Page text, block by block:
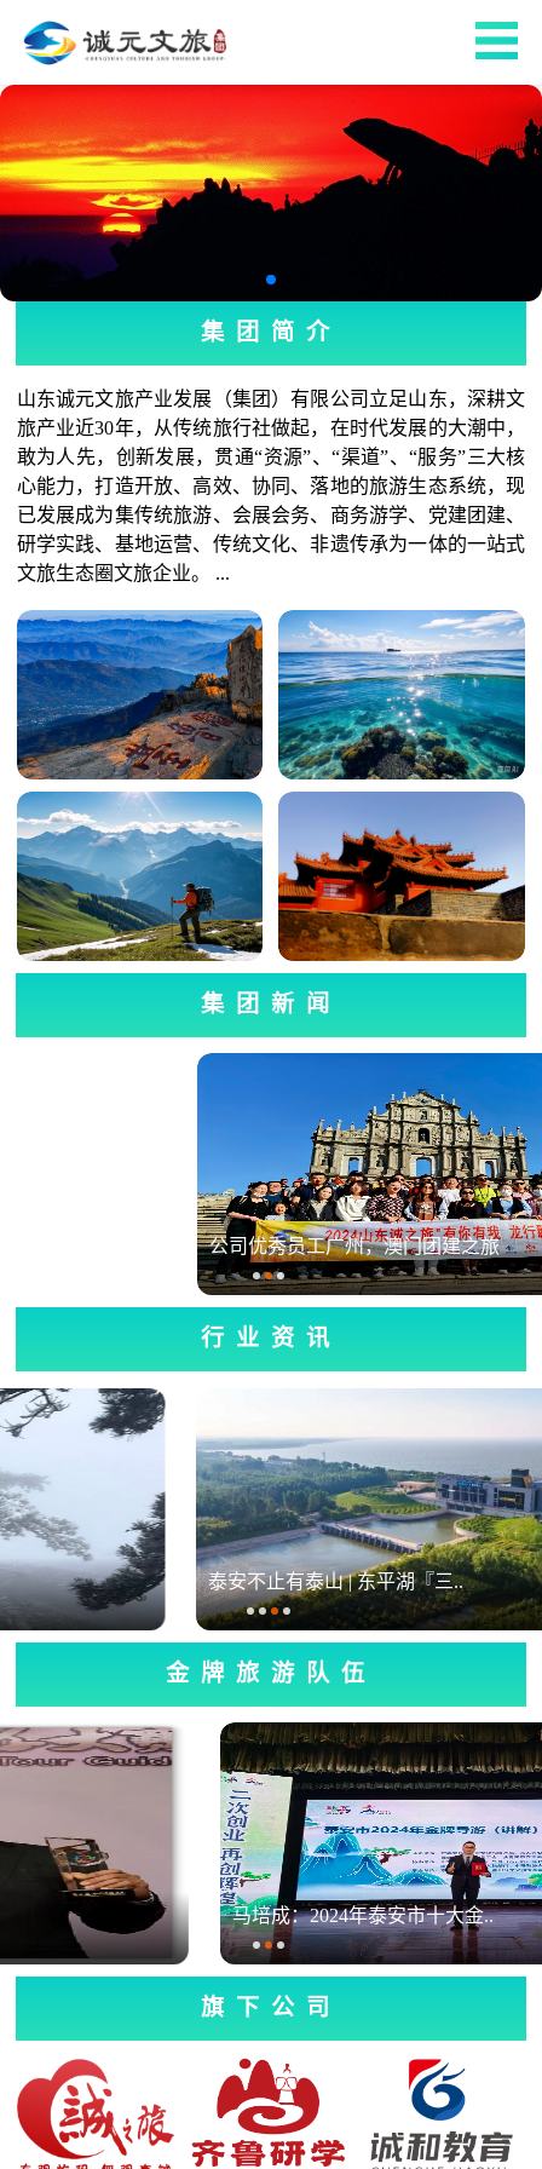
集团简介
山东诚元文旅产业发展（集团）有限公司立足山东，深耕文
旅产业近30年，从传统旅行社做起，在时代发展的大潮中，
敢为人先，创新发展，贯通“资源”、“渠道”、“服务”三大核
心能力，打造开放、高效、协同、落地的旅游生态系统，现
已发展成为集传统旅游、会展会务、商务游学、党建团建、
研学实践、基地运营、传统文化、非遗传承为一体的一站式
文旅生态圈文旅企业。 ...
集团新闻
祝贺我公司马培成获得泰安市20..
行业资讯
泰安不止有泰山 | 东平湖『三..
金牌旅游队伍
马培成：2024年泰安市十大金..
旗下公司